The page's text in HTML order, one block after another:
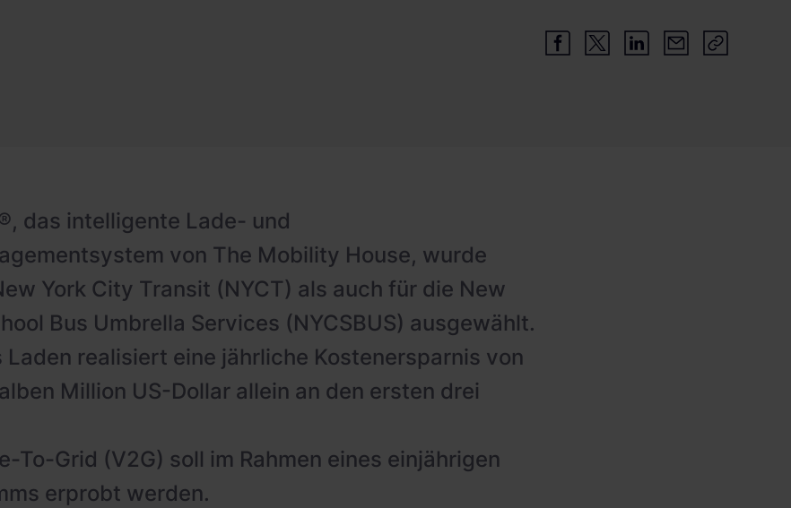
das intelligente Lade- und
von The Mobility House, wurde
York City Transit (NYCT) als auch für die New
Bus Umbrella Services (NYCSBUS) ausgewählt.
Laden realisiert eine jährliche Kostenersparnis von
Million US-Dollar allein an den ersten drei
To-Grid (V2G) soll im Rahmen eines einjährigen
erprobt werden.